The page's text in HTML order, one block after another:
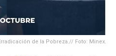
de la Pobreza.// Foto: Minex.